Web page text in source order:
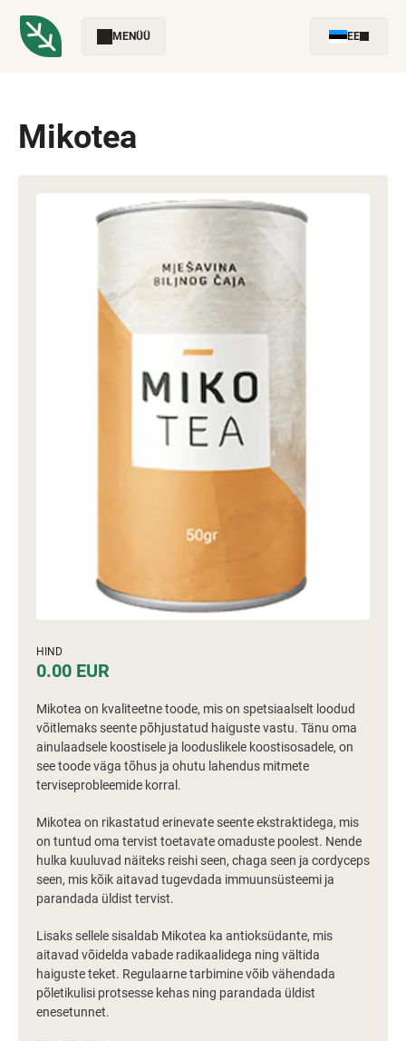
MENÜÜ EE
Mikotea
HIND
0.00 EUR
Mikotea on kvaliteetne toode, mis on spetsiaalselt loodud
võitlemaks seente põhjustatud haiguste vastu. Tänu oma
ainulaadsele koostisele ja looduslikele koostisosadele, on
see toode väga tõhus ja ohutu lahendus mitmete
terviseprobleemide korral.
Mikotea on rikastatud erinevate seente ekstraktidega, mis
on tuntud oma tervist toetavate omaduste poolest. Nende
hulka kuuluvad näiteks reishi seen, chaga seen ja cordyceps
seen, mis kõik aitavad tugevdada immuunsüsteemi ja
parandada üldist tervist.
Lisaks sellele sisaldab Mikotea ka antioksüdante, mis
aitavad võidelda vabade radikaalidega ning vältida
haiguste teket. Regulaarne tarbimine võib vähendada
põletikulisi protsesse kehas ning parandada üldist
enesetunnet.